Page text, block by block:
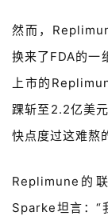
然而，
换来了FDA的一
上市的
踝斩至 2.2亿美
快点度过这难熬
Replimune的
Sparke坦言：“